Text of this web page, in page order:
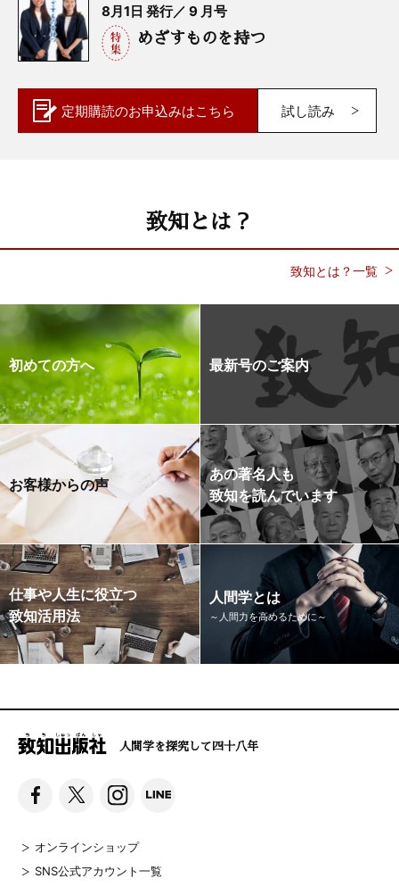
8月1日 発行／ 9 月号
めざすものを持つ
定期購読のお申込みはこちら 試し読み
致知とは？
致知とは？一覧
初めての方へ 最新号のご案内
お客様からの声
あの著名人も
致知を読んでいます
仕事や人生に役立つ
致知活用法
人間学とは
～人間力を高めるために～
人間学を探究して四十八年
オンラインショップ
SNS公式アカウント一覧